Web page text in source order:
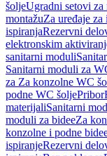
šoljeUgradni setovi za
montažuZa uređaje
ispiranjaRezervni
elektronskim
sanitarni moduli
Sanitarni moduli za
za Za konzolne WC
podne WC šoljePribor
materijaliSanitarni
moduli za bideeZa
konzolne i podne
ispiranjeRezervni